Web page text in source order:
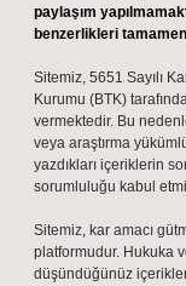
paylaşım
benzerlikleri
Sitemiz, 5651 Sayılı
Kurumu (BTK)
vermektedir. Bu
veya araştırma
yazdıkları içeriklerin
sorumluluğu kabul
Sitemiz, kar amacı
platformudur. Hukuka
düşündüğünüz